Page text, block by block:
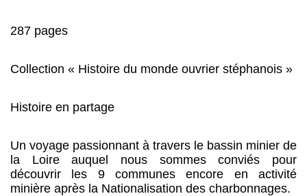
287 pages
Collection « Histoire du monde ouvrier stéphanois »
Histoire en partage
Un voyage passionnant à travers le bassin minier de
la Loire auquel nous sommes conviés pour
découvrir les 9 communes encore en activité
minière après la Nationalisation des charbonnages.